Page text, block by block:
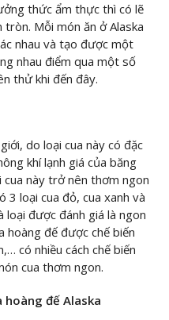
thức ẩm thực thì có lẽ
Mỗi món ăn ở Alaska
nhau và tạo được một
nhau điểm qua một số
thử khi đến đây.
do loại cua này có đặc
khí lạnh giá của băng
này trở nên thơm ngon
3 loại cua đỏ, cua xanh và
loại được đánh giá là ngon
hoàng đế được chế biến
có nhiều cách chế biến
cua thơm ngon.
đế Alaska